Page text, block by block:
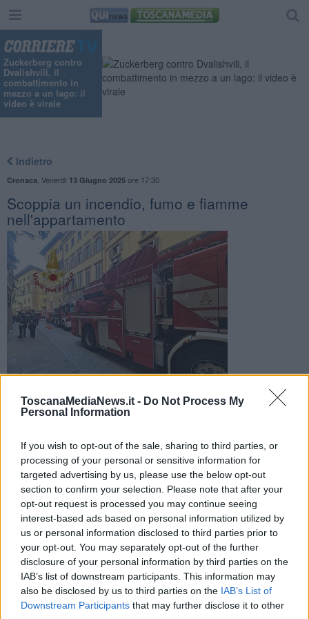
ToscanaMediaNews.it - Do Not Process My
Personal Information
If you wish to opt-out of the sale, sharing to third parties, or
processing of your personal or sensitive information for
targeted advertising by us, please use the below opt-out
section to confirm your selection. Please note that after your
opt-out request is processed you may continue seeing
interest-based ads based on personal information utilized by
us or personal information disclosed to third parties prior to
your opt-out. You may separately opt-out of the further
disclosure of your personal information by third parties on the
IAB’s list of downstream participants. This information may
also be disclosed by us to third parties on the IAB’s List of
Downstream Participants that may further disclose it to other
Zuckerberg contro
Dvalishvili, il
combattimento in
mezzo a un lago: il
video è virale
Indietro
Cronaca Venerdì 13 Giugno 2025ore 17:30
Scoppia un incendio, fumo e fiamme
nell'appartamento
Foto di repertorio
coinvolte
FIRENZE —Un incendio è divampato nel pomeriggio di oggi in un
appartamento a Firenze, in via Ponte alle Mosse.
L'allarme è scattato intorno alle 15,30. Sul posto sono intervenuti i
vigili del fuoco che, giunti con una squadra e un'autoscala, sono
entrati nell'edificio dal quale uscita un denso fumo, per spegnere le
fiamme e scongiurare la presenza di persone all'interno.